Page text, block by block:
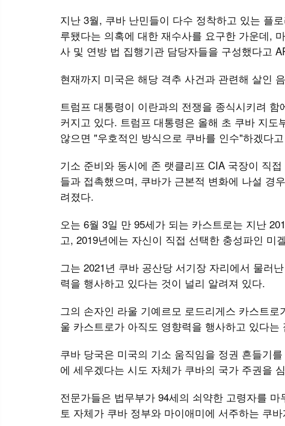
지난 3월, 쿠바 난민들이 다수 정착하고 있는 플
루됐다는 의혹에 대한 재수사를 요구한 가운데,
사 및 연방 법 집행기관 담당자들을 구성했다고
현재까지 미국은 해당 격추 사건과 관련해 살인
트럼프 대통령이 이란과의 전쟁을 종식시키려
커지고 있다. 트럼프 대통령은 올해 초 쿠바 지
않으면 "우호적인 방식으로 쿠바를 인수"하겠다
기소 준비와 동시에 존 랫클리프 CIA 국장이 직
들과 접촉했으며, 쿠바가 근본적 변화에 나설 경
려졌다.
오는 6월 3일 만 95세가 되는 카스트로는 지난
고, 2019년에는 자신이 직접 선택한 충성파인 미
그는 2021년 쿠바 공산당 서기장 자리에서 물러
력을 행사하고 있다는 것이 널리 알려져 있다.
그의 손자인 라울 기예르모 로드리게스 카스트
울 카스트로가 아직도 영향력을 행사하고 있다
쿠바 당국은 미국의 기소 움직임을 정권 흔들기
에 세우겠다는 시도 자체가 쿠바의 국가 주권을
전문가들은 법무부가 94세의 쇠약한 고령자를
토 자체가 쿠바 정부와 마이애미에 서주하는 쿠